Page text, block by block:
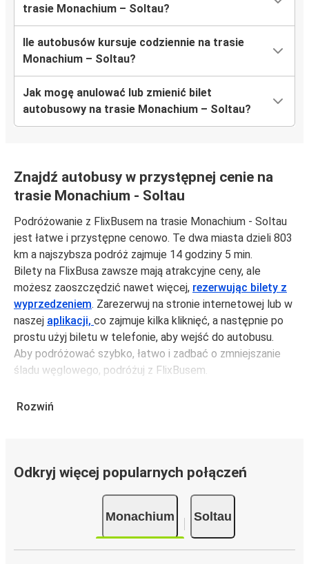
trasie Monachium – Soltau?
Ile autobusów kursuje codziennie na trasie
Monachium – Soltau?
Jak mogę anulować lub zmienić bilet
autobusowy na trasie Monachium – Soltau?
Znajdź autobusy w przystępnej cenie na
trasie Monachium - Soltau
Podróżowanie z FlixBusem na trasie Monachium - Soltau
jest łatwe i przystępne cenowo. Te dwa miasta dzieli 803
km a najszybsza podróż zajmuje 14 godziny 5 min.
Bilety na FlixBusa zawsze mają atrakcyjne ceny, ale
możesz zaoszczędzić nawet więcej, rezerwując bilety z
wyprzedzeniem. Zarezerwuj na stronie internetowej lub w
naszej aplikacji, co zajmuje kilka kliknięć, a następnie po
prostu użyj biletu w telefonie, aby wejść do autobusu.
Aby podróżować szybko, łatwo i zadbać o zmniejszanie
śladu węglowego, podróżuj z FlixBusem.
przystankami autobusowymi; 417 połączeniami do
Soltau – przyjeżdżasz tu pierwszy raz? Oto wszystko, co
Rozwiń
Odkryj więcej popularnych połączeń
Monachium Soltau